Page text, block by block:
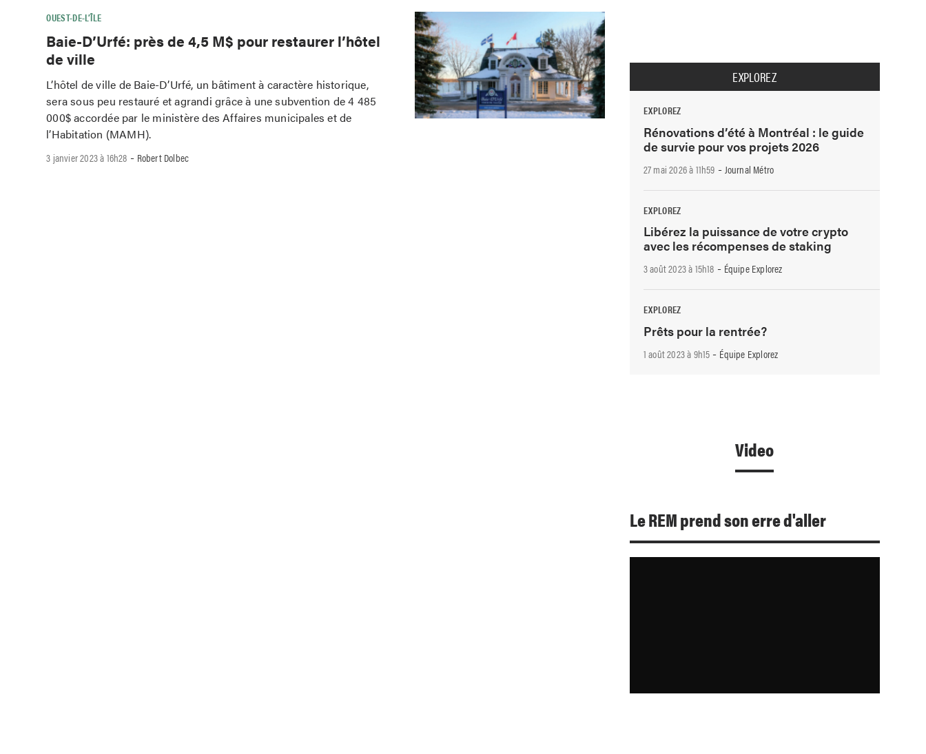
OUEST-DE-L’ÎLE
Baie-D’Urfé: près de 4,5 M$ pour restaurer l’hôtel
de ville
L’hôtel de ville de Baie-D’Urfé, un bâtiment à caractère historique,
sera sous peu restauré et agrandi grâce à une subvention de 4 485
000$ accordée par le ministère des Affaires municipales et de
l’Habitation (MAMH).
3 janvier 2023 à 16h28 - Robert Dolbec
EXPLOREZ
EXPLOREZ
Rénovations d’été à Montréal : le guide
de survie pour vos projets 2026
27 mai 2026 à 11h59 - Journal Métro
EXPLOREZ
Libérez la puissance de votre crypto
avec les récompenses de staking
3 août 2023 à 15h18 - Équipe Explorez
EXPLOREZ
Prêts pour la rentrée?
1 août 2023 à 9h15 - Équipe Explorez
Video
Le REM prend son erre d'aller